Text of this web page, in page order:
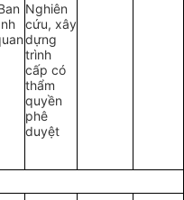
Nghiên
cứu, xây
dựng
trình
cấp có
thẩm
quyền
phê
duyệt